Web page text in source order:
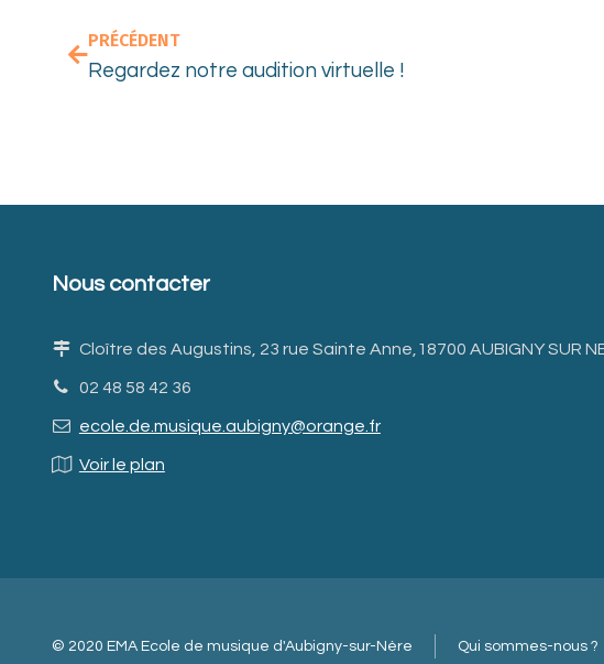
PRÉCÉDENT
Regardez notre audition virtuelle !
Nous contacter
Cloître des Augustins, 23 rue Sainte Anne,18700 AUBIGNY SUR
02 48 58 42 36
ecole.de.musique.aubigny@orange.fr
Voir le plan
© 2020 EMA Ecole de musique d'Aubigny-sur-Nère Qui sommes-nous ?